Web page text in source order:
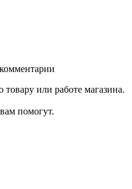
или работе магазина.
помогут.